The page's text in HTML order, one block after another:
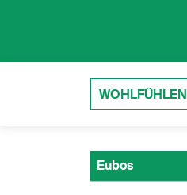
WOHLFÜHLEN
Eubos